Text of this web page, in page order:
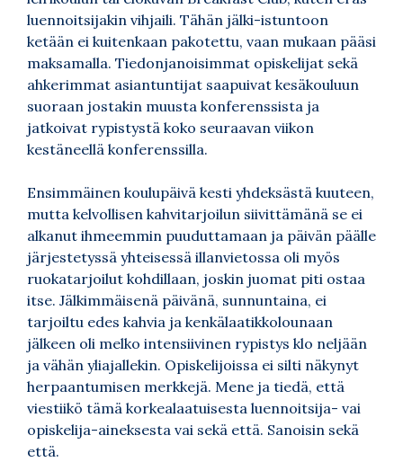
luennoitsijakin vihjaili. Tähän jälki-istuntoon
ketään ei kuitenkaan pakotettu, vaan mukaan pääsi
maksamalla. Tiedonjanoisimmat opiskelijat sekä
ahkerimmat asiantuntijat saapuivat kesäkouluun
suoraan jostakin muusta konferenssista ja
jatkoivat rypistystä koko seuraavan viikon
kestäneellä konferenssilla.
Ensimmäinen koulupäivä kesti yhdeksästä kuuteen,
mutta kelvollisen kahvitarjoilun siivittämänä se ei
alkanut ihmeemmin puuduttamaan ja päivän päälle
järjestetyssä yhteisessä illanvietossa oli myös
ruokatarjoilut kohdillaan, joskin juomat piti ostaa
itse. Jälkimmäisenä päivänä, sunnuntaina, ei
tarjoiltu edes kahvia ja kenkälaatikkolounaan
jälkeen oli melko intensiivinen rypistys klo neljään
ja vähän yliajallekin. Opiskelijoissa ei silti näkynyt
herpaantumisen merkkejä. Mene ja tiedä, että
viestiikö tämä korkealaatuisesta luennoitsija- vai
opiskelija-aineksesta vai sekä että. Sanoisin sekä
että.